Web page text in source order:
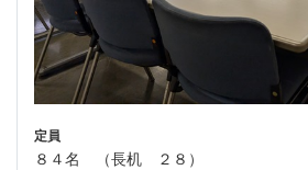
定員
８４名 （長机 ２８）